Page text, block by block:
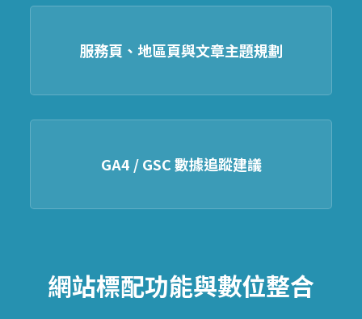
服務頁、地區頁與文章主題規劃
GA4 / GSC 數據追蹤建議
網站標配功能與數位整合